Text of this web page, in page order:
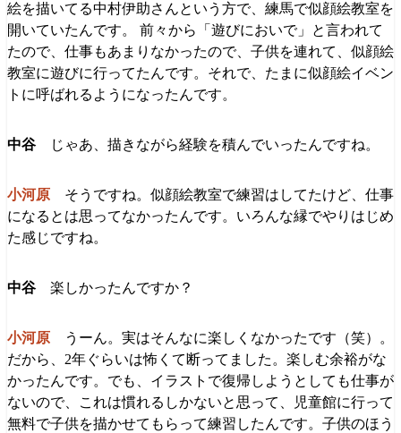
絵を描いてる中村伊助さんという方で、練馬で似顔絵教室を
開いていたんです。 前々から「遊びにおいで」と言われて
たので、仕事もあまりなかったので、子供を連れて、似顔絵
教室に遊びに行ってたんです。それで、たまに似顔絵イベン
トに呼ばれるようになったんです。
じゃあ、描きながら経験を積んでいったんですね。
そうですね。似顔絵教室で練習はしてたけど、仕事
になるとは思ってなかったんです。いろんな縁でやりはじめ
た感じですね。
楽しかったんですか？
うーん。実はそんなに楽しくなかったです（笑）。
だから、2年ぐらいは怖くて断ってました。楽しむ余裕がな
かったんです。でも、イラストで復帰しようとしても仕事が
ないので、これは慣れるしかないと思って、児童館に行って
無料で子供を描かせてもらって練習したんです。子供のほう